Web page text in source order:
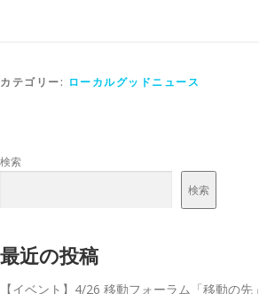
カテゴリー: ローカルグッドニュース
検索
検索
最近の投稿
【イベント】4/26 移動フォーラム「移動の